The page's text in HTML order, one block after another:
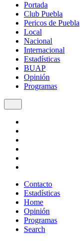
Portada
Club Puebla
Pericos de Puebla
Local
Nacional
Internacional
Estadísticas
BUAP
Opinión
Programas
Contacto
Estadísticas
Home
Opinión
Programas
Search